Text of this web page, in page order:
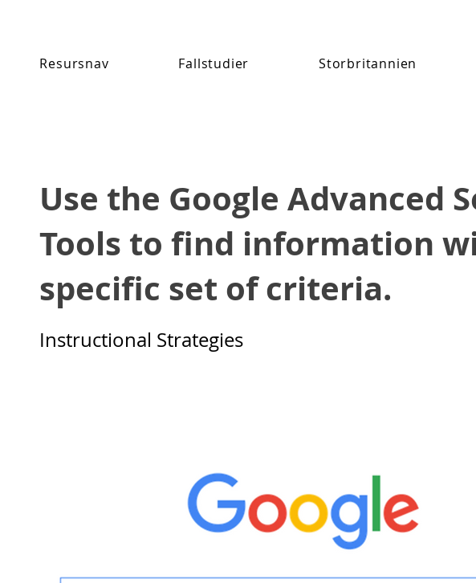
Resursnav Fallstudier Storbritannien
Use the Google Advanced
Tools to find information
specific set of criteria.
Instructional Strategies